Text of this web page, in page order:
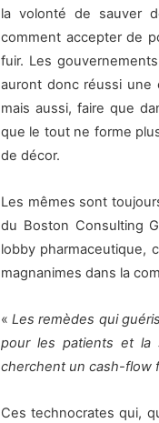
la volonté de sauver
comment accepter de
fuir. Les
auront donc réussi une
mais aussi, faire que
que le tout ne forme
de décor.
Les mêmes sont
du Boston Consulting
lobby pharmaceutique,
magnanimes dans la
«Les remèdes qui
pour les patients et la
cherchent un cash-flow
Ces technocrates qui,